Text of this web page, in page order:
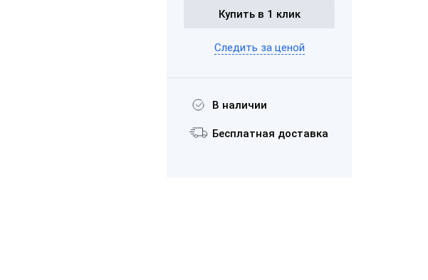
Купить в 1 клик
Следить за ценой
В наличии
Бесплатная доставка